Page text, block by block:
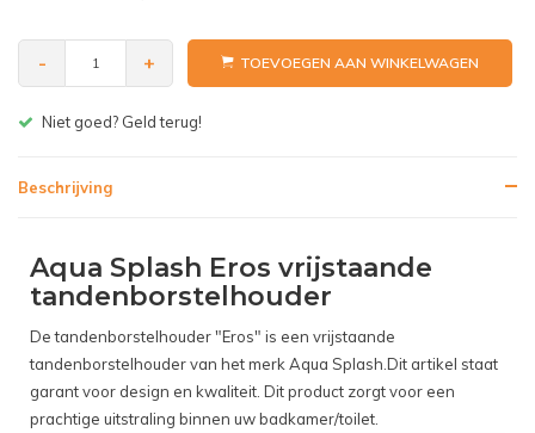
- + TOEVOEGEN AAN WINKELWAGEN
Gratis bezorgen v.a. € 150,- (NL)
Beschrijving
Aqua Splash Eros vrijstaande
tandenborstelhouder
De tandenborstelhouder "Eros" is een vrijstaande
tandenborstelhouder van het merk Aqua Splash.Dit artikel staat
garant voor design en kwaliteit. Dit product zorgt voor een
prachtige uitstraling binnen uw badkamer/toilet.